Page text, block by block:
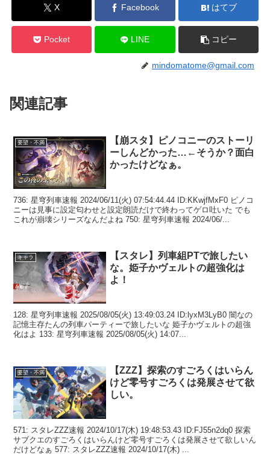
X Facebook はてブ
Pocket LINE コピー
mindomatome@gmail.com
関連記事
要望・不満
【崩スタ】ピノコニーのストーリ
ーしんどかった…←そうか？面白
かったけどなぁ。
736: 星穹列車速報 2024/06/11(火) 07:54:44.44 ID:KKwjfMxF0 ピノコ
ニーは見事に設定匂わせと設定朗読だけで終わってゲロ吐いた でも
これが崩壊シリーズなんだよね 750: 星穹列車速報 2024/06/...
キャラ
【スタレ】列車組PTで旅したい
な。姫子かヴェルトの超強化は
よ！
128: 星穹列車速報 2025/08/05(火) 13:49:03.24 ID:lyxM3LyB0 闇なの
記憶主存たんの列車パーティーで旅したいな 姫子かヴェルトの超強
化はよ 133: 星穹列車速報 2025/08/05(火) 14:07...
要望・不満
【ZZZ】探索のすごろくはいらん
けど零号すごろくは発展させて欲
しい。
571: スタレZZZ速報 2024/10/17(木) 19:48:53.43 ID:FJ55n2dq0 探索
サブクエのすごろくはいらんけど零号すごろくは発展させて欲しいん
だけどなぁ 577: スタレZZZ速報 2024/10/17(木) ...